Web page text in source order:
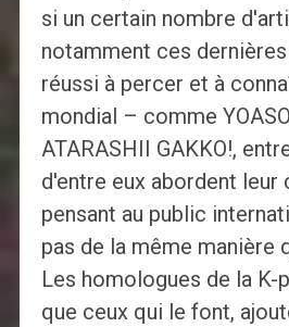
si un certain nombre
notamment ces
réussi à percer et à
mondial – comme
ATARASHII GAKKO!,
d'entre eux abordent leur
pensant au public
pas de la même manière
Les homologues de la
que ceux qui le font,